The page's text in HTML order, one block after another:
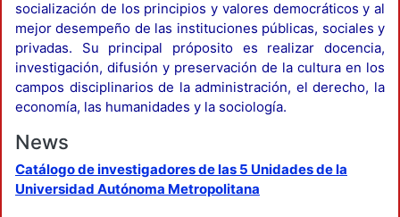
socialización de los principios y valores democráticos y al
mejor desempeño de las instituciones públicas, sociales y
privadas. Su principal próposito es realizar docencia,
investigación, difusión y preservación de la cultura en los
campos disciplinarios de la administración, el derecho, la
economía, las humanidades y la sociología.
News
Catálogo de investigadores de las 5 Unidades de la
Universidad Autónoma Metropolitana